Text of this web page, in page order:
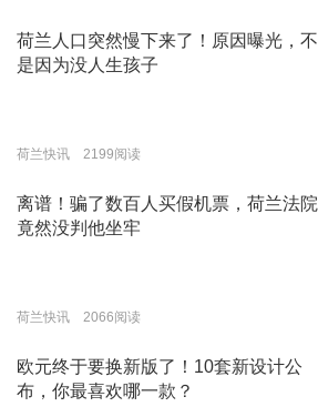
荷兰人口突然慢下来了！原因曝光，不
是因为没人生孩子
荷兰快讯 2199阅读
离谱！骗了数百人买假机票，荷兰法院
竟然没判他坐牢
荷兰快讯 2066阅读
欧元终于要换新版了！10套新设计公
布，你最喜欢哪一款？